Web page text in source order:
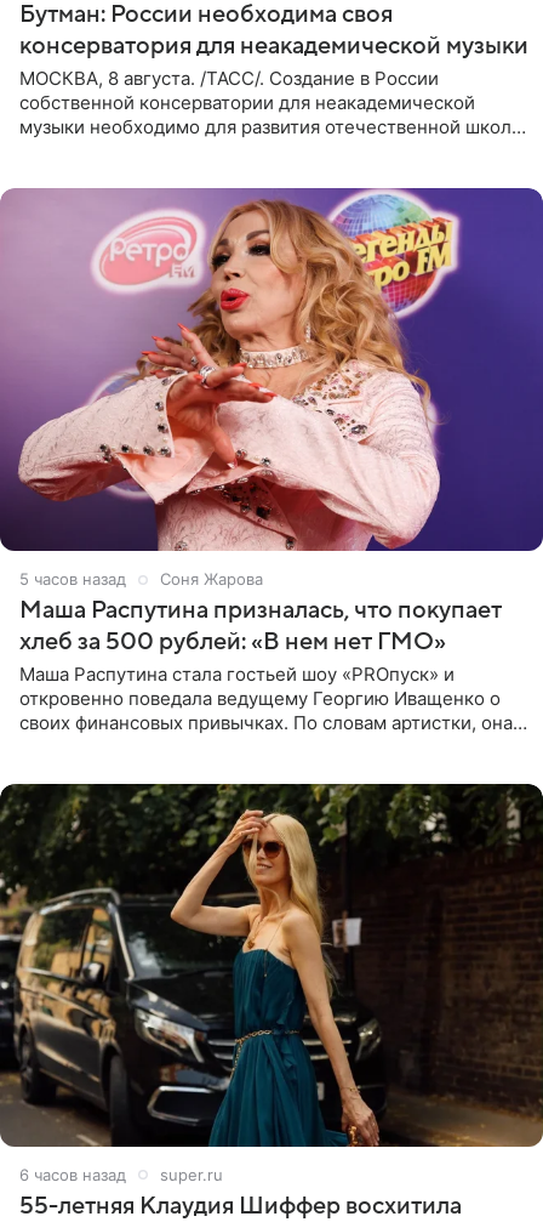
Бутман: России необходима своя
консерватория для неакадемической музыки
МОСКВА, 8 августа. /ТАСС/. Создание в России
собственной консерватории для неакадемической
музыки необходимо для развития отечественной школы
5 часов назад Соня Жарова
Маша Распутина призналась, что покупает
хлеб за 500 рублей: «В нем нет ГМО»
Маша Распутина стала гостьей шоу «PROпуск» и
откровенно поведала ведущему Георгию Иващенко о
своих финансовых привычках. По словам артистки, она
6 часов назад super.ru
55-летняя Клаудия Шиффер восхитила